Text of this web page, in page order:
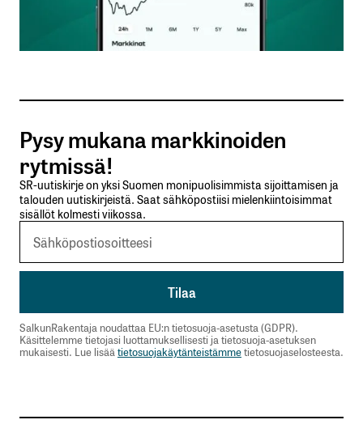
Sähköpostiosoitteesi
Tilaa SalkunRakentajan uutiskirje
Lähetä kommentti
Pysy mukana markkinoiden
rytmissä!
SR-uutiskirje on yksi Suomen monipuolisimmista sijoittamisen ja
talouden uutiskirjeistä. Saat sähköpostiisi mielenkiintoisimmat
sisällöt kolmesti viikossa.
SalkunRakentaja noudattaa EU:n tietosuoja-asetusta (GDPR).
Käsittelemme tietojasi luottamuksellisesti ja tietosuoja-asetuksen
mukaisesti. Lue lisää tietosuojakäytänteistämmetietosuojaselosteesta.